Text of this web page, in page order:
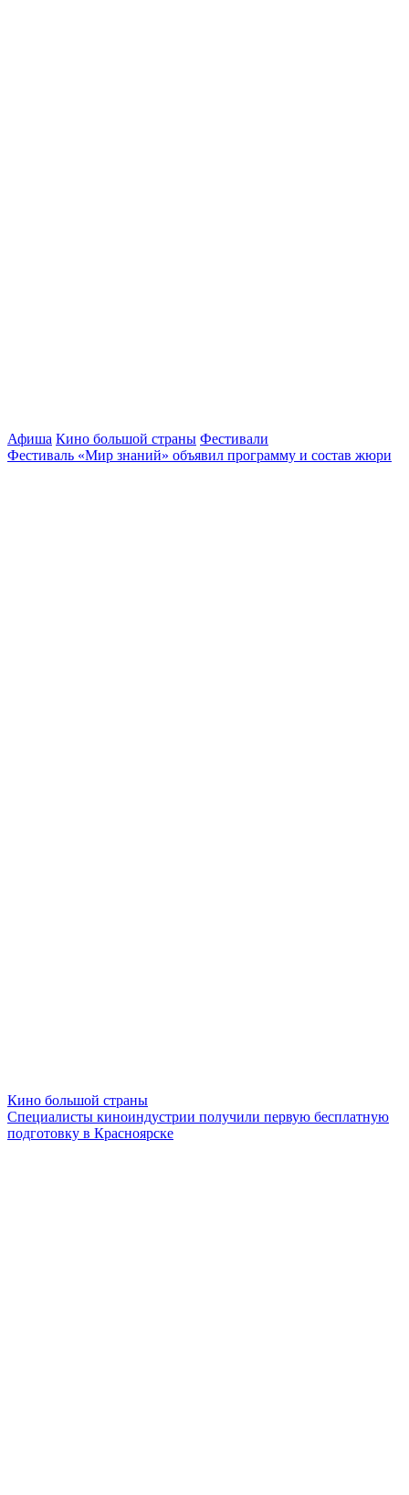
Афиша Кино большой страны Фестивали
Фестиваль «Мир знаний» объявил программу и состав жюри
Кино большой страны
Специалисты киноиндустрии получили первую бесплатную
подготовку в Красноярске